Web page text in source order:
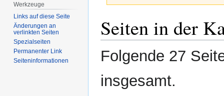
Navigation
springen
Suche
springen
Seiten in der
Folgende 27
insgesamt.
Werkzeuge
Links auf diese Seite
Änderungen an
verlinkten Seiten
Spezialseiten
Permanenter Link
Seiten­informationen